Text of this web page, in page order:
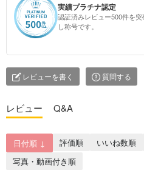
実績プラチナ認定
認証済みレビュー500件を
し称号です。
レビューを書く 質問する
レビュー Q&A
日付順 ↓ 評価順 いいね数順
写真・動画付き順